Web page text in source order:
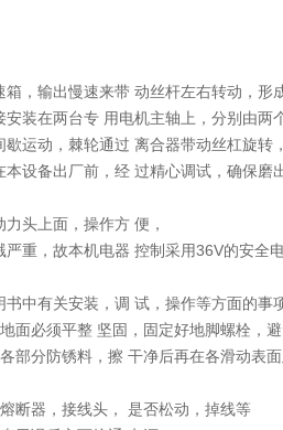
，输出慢速来带 动丝杆左右转动，形
装在两台专 用电机主轴上，分别由
运动，棘轮通过 离合器带动丝杠旋
本设备出厂前，经 过精心调试，确保
头上面，操作方 便，
重，故本机电器 控制采用36V的安全
中有关安装，调 试，操作等方面的事
面必须平整 坚固，固定好地脚螺栓，
部分防锈料，擦 干净后再在各滑动表
断器，接线头， 是否松动，掉线等